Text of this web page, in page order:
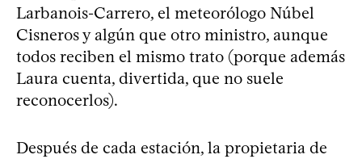
Larbanois-Carrero, el meteorólogo Núbel
Cisneros y algún que otro ministro, aunque
todos reciben el mismo trato (porque además
Laura cuenta, divertida, que no suele
reconocerlos).
Después de cada estación, la propietaria de